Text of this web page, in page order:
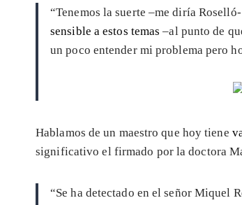
“Tenemos la suerte –me diría
sensible a estos temas–al punto de
un poco entender mi problema pero
Hablamos de un maestro que hoy tiene
significativo el firmado por la doctora
“Se ha detectado en el señor Miquel